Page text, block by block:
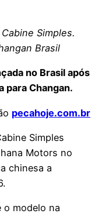
Simples.
Brasil
no Brasil após
para Changan.
pecahoje.com.br
Simples
Motors no
chinesa a
o modelo na